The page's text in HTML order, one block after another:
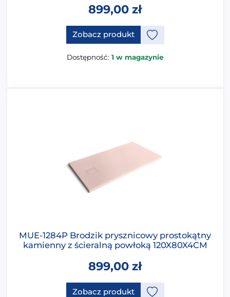
899,00 zł
Zobacz produktTen produkt ma opcje, które
Dostępność: 1 w magazynie
MUE-1284P Brodzik prysznicowy prostokątny
kamienny z ścieralną powłoką 120X80X4CM
899,00 zł
Zobacz produktTen produkt ma opcje, które